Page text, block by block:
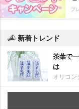
プ
新着トレンド
茶葉で
は
オリコン